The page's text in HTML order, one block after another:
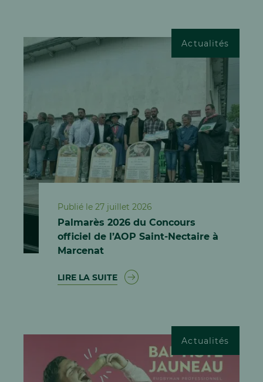
Actualités
Publié le 27 juillet 2026
Palmarès 2026 du Concours
officiel de l’AOP Saint-Nectaire à
Marcenat
LIRE LA SUITE
Actualités